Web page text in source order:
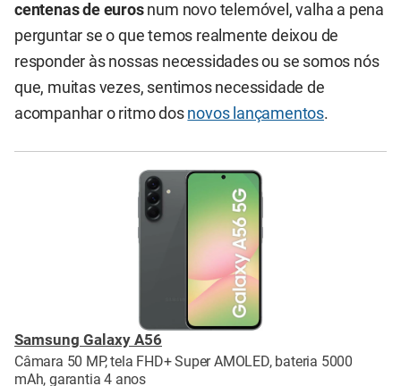
centenas de eurosnum novo telemóvel, valha a pena
perguntar se o que temos realmente deixou de
responder às nossas necessidades ou se somos nós
que, muitas vezes, sentimos necessidade de
acompanhar o ritmo dos novos lançamentos.
Samsung Galaxy A56
Câmara 50 MP, tela FHD+ Super AMOLED, bateria 5000
mAh, garantia 4 anos